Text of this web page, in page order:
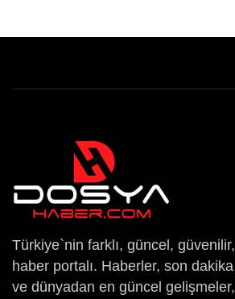
Türkiye`nin farklı, güncel,
haber portalı. Haberler, son
ve dünyadan en güncel